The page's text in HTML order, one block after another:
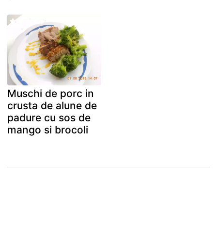
Muschi de porc in
crusta de alune de
padure cu sos de
mango si brocoli